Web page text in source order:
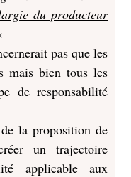
du producteur
pas que les
mais bien tous les
de responsabilité
la proposition de
un trajectoire
applicable aux